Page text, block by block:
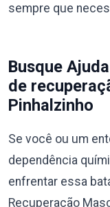
sempre que
Busque
de
Pinhalzinho
Se você ou um
dependência
enfrentar essa
Recuperação